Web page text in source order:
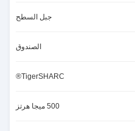
جبل السطح
الصندوق
TigerSHARC®
500 ميجا هرتز